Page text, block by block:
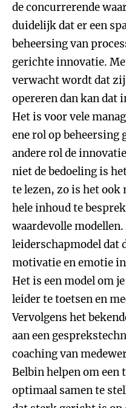
de concurrerende
duidelijk dat er een
beheersing van
gerichte innovatie.
verwacht wordt dat
opereren dan kan dat
Het is voor vele
ene rol op beheersing
andere rol de
niet de bedoeling is
te lezen, zo is het
hele inhoud te
waardevolle
leiderschapmodel dat
motivatie en emotie
Het is een model om
leider te toetsen en
Vervolgens het
aan een
coaching van
Belbin helpen om een
optimaal samen te